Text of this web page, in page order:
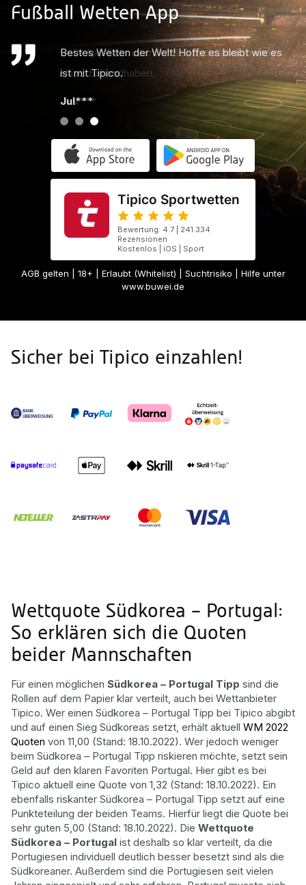
Fußball Wetten App
Bestes Wetten der Welt! Hoffe es bleibt wie es
ist mit Tipico.
Jul***
Tipico Sportwetten
Bewertung: 4.7 | 241.334
Rezensionen
Kostenlos | iOS | Sport
AGB gelten | 18+ | Erlaubt (Whitelist) | Suchtrisiko | Hilfe unter
www.buwei.de
Sicher bei Tipico einzahlen!
Wettquote Südkorea – Portugal:
So erklären sich die Quoten
beider Mannschaften
Für einen möglichen Südkorea – Portugal Tipp sind die
Rollen auf dem Papier klar verteilt, auch bei Wettanbieter
Tipico. Wer einen Südkorea – Portugal Tipp bei Tipico abgibt
und auf einen Sieg Südkoreas setzt, erhält aktuell WM 2022
Quoten von 11,00 (Stand: 18.10.2022). Wer jedoch weniger
beim Südkorea – Portugal Tipp riskieren möchte, setzt sein
Geld auf den klaren Favoriten Portugal. Hier gibt es bei
Tipico aktuell eine Quote von 1,32 (Stand: 18.10.2022). Ein
ebenfalls riskanter Südkorea – Portugal Tipp setzt auf eine
Punkteteilung der beiden Teams. Hierfür liegt die Quote bei
sehr guten 5,00 (Stand: 18.10.2022). Die Wettquote
Südkorea – Portugal ist deshalb so klar verteilt, da die
Portugiesen individuell deutlich besser besetzt sind als die
Südkoreaner. Außerdem sind die Portugiesen seit vielen